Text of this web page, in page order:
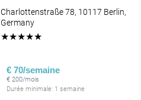
Charlottenstraße 78, 10117 Berlin,
Germany
★★★★★
€ 70/semaine
€ 200/mois
Durée minimale: 1 semaine